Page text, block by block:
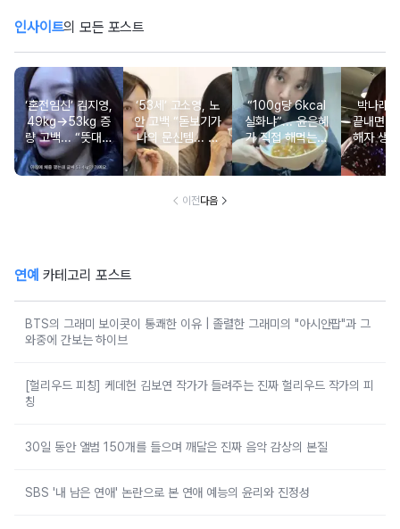
인사이트의 모든 포스트
‘혼전임신’ 김지영,
49kg→53kg 증
량 고백... “뜻대로
안돼”
‘53세’ 고소영, 노
안 고백 “돋보기가
나의 문신템... 받
아들이기로 했다”
“100g당 6kcal
실화냐”... 윤은혜
가 직접 해먹는다
는 ‘저칼로리 건강
밥’ 레시피, 난리
박나래
끝내면
해자 생
이전다음
연예 카테고리 포스트
BTS의 그래미 보이콧이 통쾌한 이유 | 졸렬한 그래미의 "아시안팝"과 그
와중에 간보는 하이브
[헐리우드 피칭] 케데헌 김보연 작가가 들려주는 진짜 헐리우드 작가의 피
칭
30일 동안 앨범 150개를 들으며 깨달은 진짜 음악 감상의 본질
SBS '내 남은 연애' 논란으로 본 연애 예능의 윤리와 진정성